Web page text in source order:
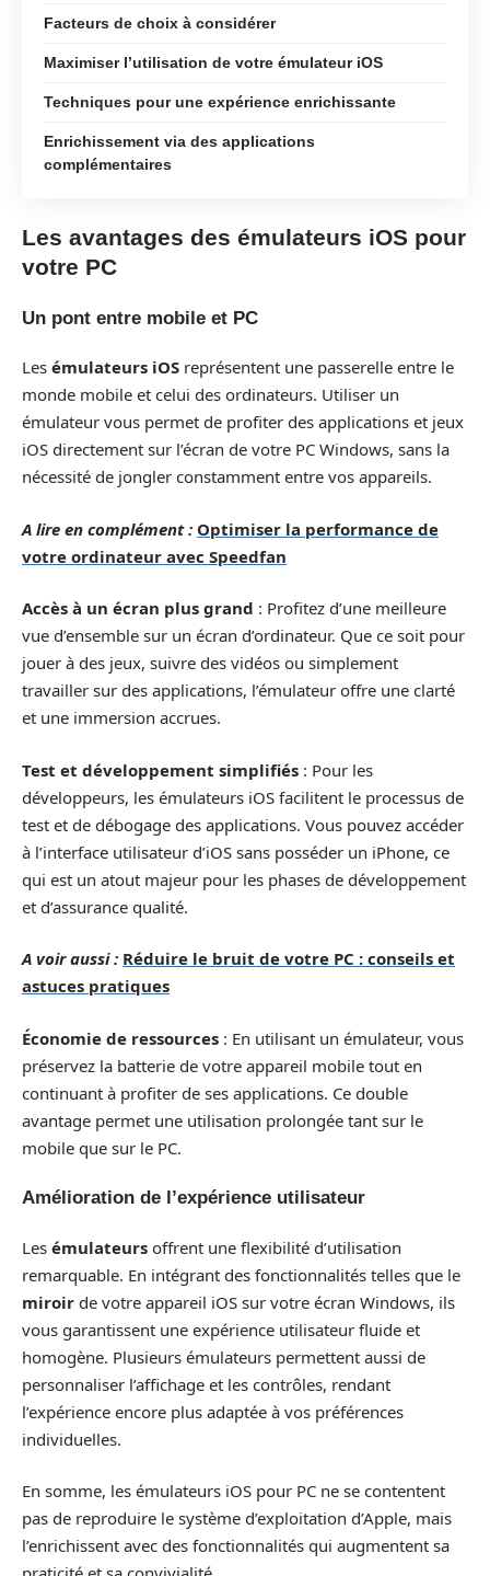
Facteurs de choix à considérer
Maximiser l’utilisation de votre émulateur iOS
Techniques pour une expérience enrichissante
Enrichissement via des applications
complémentaires
Les avantages des émulateurs iOS pour
votre PC
Un pont entre mobile et PC
Les émulateurs iOS représentent une passerelle entre le
monde mobile et celui des ordinateurs. Utiliser un
émulateur vous permet de profiter des applications et jeux
iOS directement sur l’écran de votre PC Windows, sans la
nécessité de jongler constamment entre vos appareils.
A lire en complément : Optimiser la performance de
votre ordinateur avec Speedfan
Accès à un écran plus grand : Profitez d’une meilleure
vue d’ensemble sur un écran d’ordinateur. Que ce soit pour
jouer à des jeux, suivre des vidéos ou simplement
travailler sur des applications, l’émulateur offre une clarté
et une immersion accrues.
Test et développement simplifiés : Pour les
développeurs, les émulateurs iOS facilitent le processus de
test et de débogage des applications. Vous pouvez accéder
à l’interface utilisateur d’iOS sans posséder un iPhone, ce
qui est un atout majeur pour les phases de développement
et d’assurance qualité.
A voir aussi : Réduire le bruit de votre PC : conseils et
astuces pratiques
Économie de ressources : En utilisant un émulateur, vous
préservez la batterie de votre appareil mobile tout en
continuant à profiter de ses applications. Ce double
avantage permet une utilisation prolongée tant sur le
mobile que sur le PC.
Amélioration de l’expérience utilisateur
Les émulateurs offrent une flexibilité d’utilisation
remarquable. En intégrant des fonctionnalités telles que le
miroir de votre appareil iOS sur votre écran Windows, ils
vous garantissent une expérience utilisateur fluide et
homogène. Plusieurs émulateurs permettent aussi de
personnaliser l’affichage et les contrôles, rendant
l’expérience encore plus adaptée à vos préférences
individuelles.
En somme, les émulateurs iOS pour PC ne se contentent
pas de reproduire le système d’exploitation d’Apple, mais
l’enrichissent avec des fonctionnalités qui augmentent sa